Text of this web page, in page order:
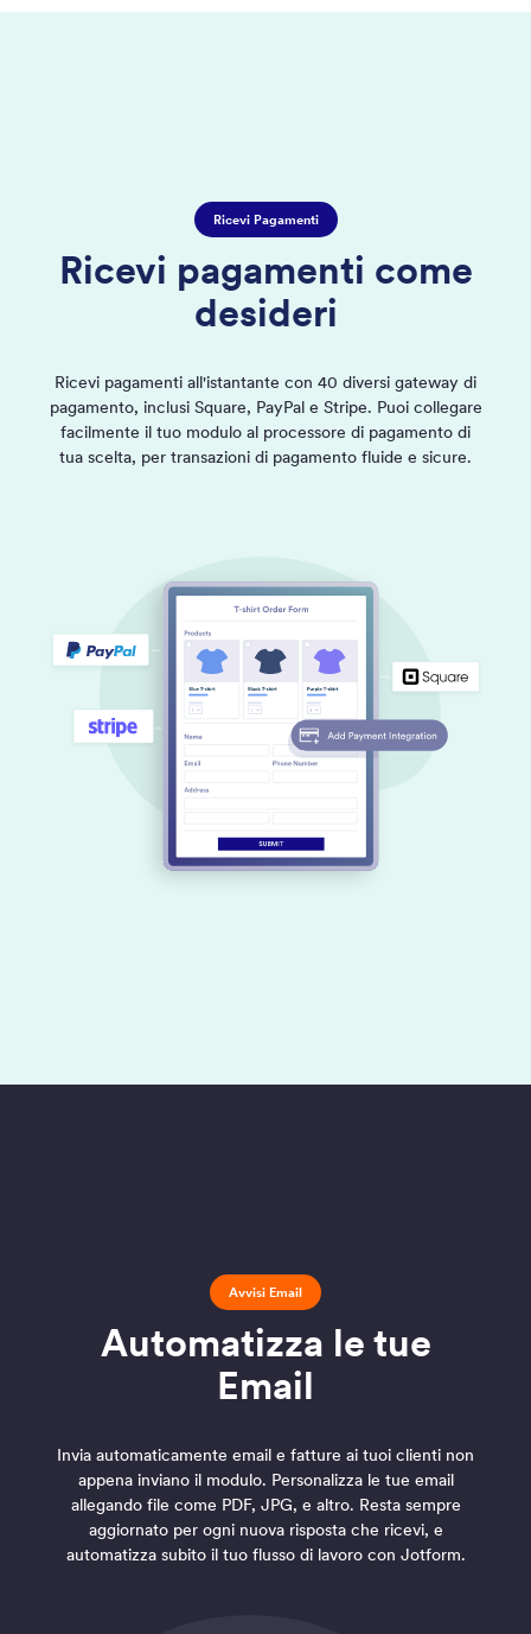
Ricevi Pagamenti
Ricevi pagamenti come
desideri
Ricevi pagamenti all'istantante con 40 diversi gateway di
pagamento, inclusi Square, PayPal e Stripe. Puoi collegare
facilmente il tuo modulo al processore di pagamento di
tua scelta, per transazioni di pagamento fluide e sicure.
Avvisi Email
Automatizza le tue
Email
Invia automaticamente email e fatture ai tuoi clienti non
appena inviano il modulo. Personalizza le tue email
allegando file come PDF, JPG, e altro. Resta sempre
aggiornato per ogni nuova risposta che ricevi, e
automatizza subito il tuo flusso di lavoro con Jotform.